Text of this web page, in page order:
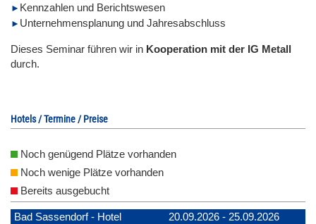
Kennzahlen und Berichtswesen
Unternehmensplanung und Jahresabschluss
Dieses Seminar führen wir in Kooperation mit der IG Metall
durch.
Hotels / Termine / Preise
Noch genügend Plätze vorhanden
Noch wenige Plätze vorhanden
Bereits ausgebucht
Bad Sassendorf - Hotel
20.09.2026 - 25.09.2026